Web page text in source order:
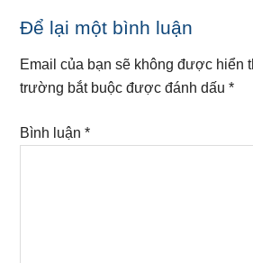
Reader
Interactions
Để lại một bình luận
Email của bạn sẽ không được hiển
trường bắt buộc được đánh dấu*
Bình luận*